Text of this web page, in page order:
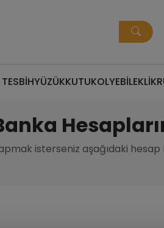
YÜZÜKKUTUKOLYEBİLEKLİK
isterseniz aşağıdaki